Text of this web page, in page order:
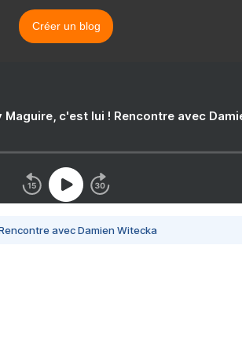
Créer un blog
c'est lui ! Rencontre avec
avec Damien Witecka